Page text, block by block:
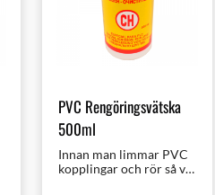
PVC Rengöringsvätska
500ml
Innan man limmar PVC
kopplingar och rör så vill